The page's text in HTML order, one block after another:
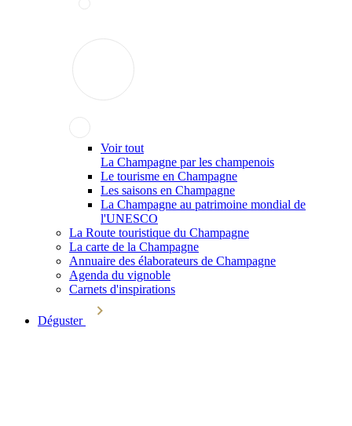
Voir tout
La Champagne par les champenois
Le tourisme en Champagne
Les saisons en Champagne
La Champagne au patrimoine mondial de
l'UNESCO
La Route touristique du Champagne
La carte de la Champagne
Annuaire des élaborateurs de Champagne
Agenda du vignoble
Carnets d'inspirations
Déguster